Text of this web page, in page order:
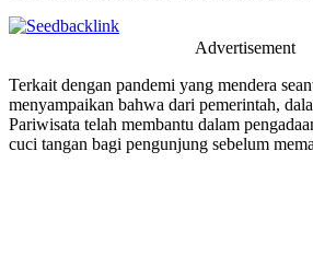
Advertisement
Terkait dengan pandemi yang mendera
menyampaikan bahwa dari pemerintah,
Pariwisata telah membantu dalam
cuci tangan bagi pengunjung sebelum